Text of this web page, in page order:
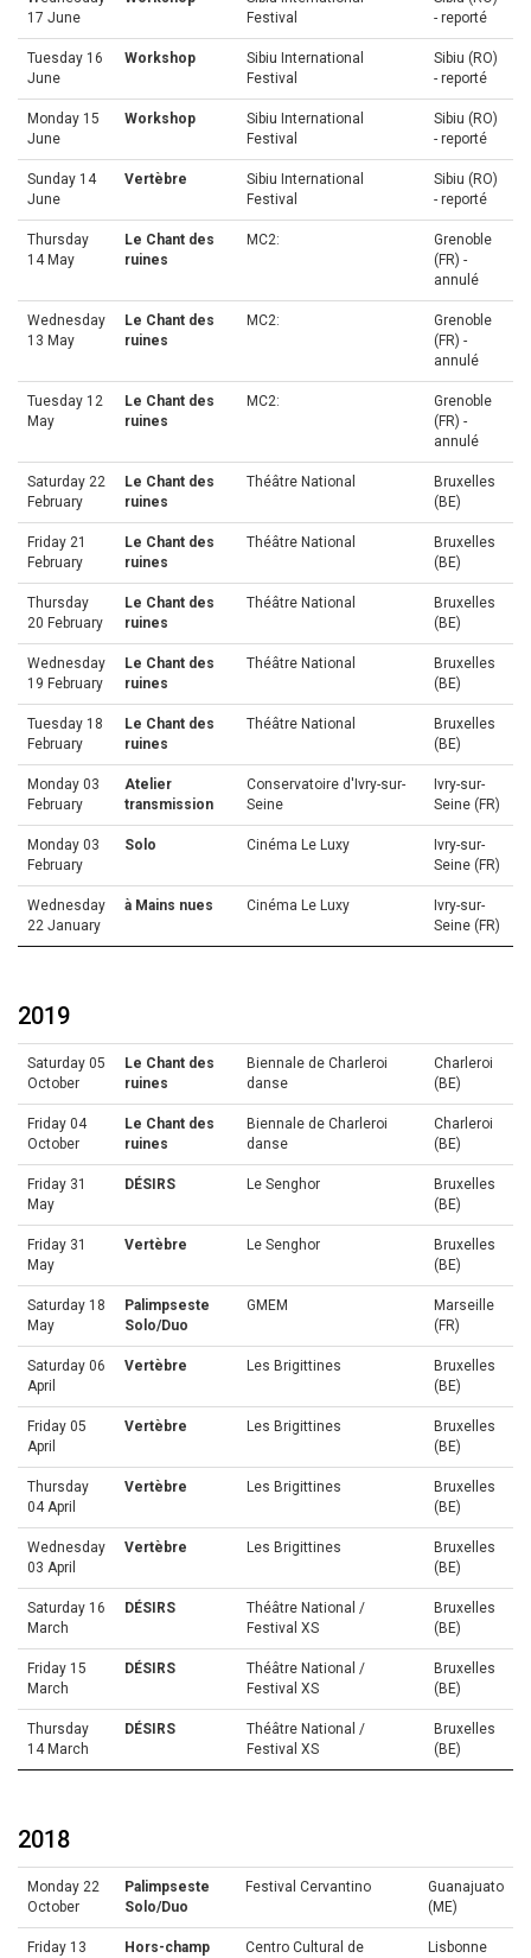
17 June
Festival
- reporté
Tuesday 16
June
Workshop
Sibiu International
Festival
Sibiu (RO)
- reporté
Monday 15
June
Workshop
Sibiu International
Festival
Sibiu (RO)
- reporté
Sunday 14
June
Vertèbre
Sibiu International
Festival
Sibiu (RO)
- reporté
Thursday
14 May
Le Chant des
ruines
MC2:
Grenoble
(FR) -
annulé
Wednesday
13 May
Le Chant des
ruines
MC2:
Grenoble
(FR) -
annulé
Tuesday 12
May
Le Chant des
ruines
MC2:
Grenoble
(FR) -
annulé
Saturday 22
February
Le Chant des
ruines
Théâtre National
Bruxelles
(BE)
Friday 21
February
Le Chant des
ruines
Théâtre National
Bruxelles
(BE)
Thursday
20 February
Le Chant des
ruines
Théâtre National
Bruxelles
(BE)
Wednesday
19 February
Le Chant des
ruines
Théâtre National
Bruxelles
(BE)
Tuesday 18
February
Le Chant des
ruines
Théâtre National
Bruxelles
(BE)
Monday 03
February
Atelier
transmission
Conservatoire d'Ivry-sur-
Seine
Ivry-sur-
Seine (FR)
Monday 03
February
Solo Cinéma Le Luxy
Ivry-sur-
Seine (FR)
Wednesday
22 January
à Mains nues Cinéma Le Luxy
Ivry-sur-
Seine (FR)
2019
Saturday 05
October
Le Chant des
ruines
Biennale de Charleroi
danse
Charleroi
(BE)
Friday 04
October
Le Chant des
ruines
Biennale de Charleroi
danse
Charleroi
(BE)
Friday 31
May
DÉSIRS Le Senghor
Bruxelles
(BE)
Friday 31
May
Vertèbre Le Senghor
Bruxelles
(BE)
Saturday 18
May
Palimpseste
Solo/Duo
GMEM
Marseille
(FR)
Saturday 06
April
Vertèbre Les Brigittines
Bruxelles
(BE)
Friday 05
April
Vertèbre Les Brigittines
Bruxelles
(BE)
Thursday
04 April
Vertèbre Les Brigittines
Bruxelles
(BE)
Wednesday
03 April
Vertèbre Les Brigittines
Bruxelles
(BE)
Saturday 16
March
DÉSIRS
Théâtre National /
Festival XS
Bruxelles
(BE)
Friday 15
March
DÉSIRS
Théâtre National /
Festival XS
Bruxelles
(BE)
Thursday
14 March
DÉSIRS
Théâtre National /
Festival XS
Bruxelles
(BE)
2018
Monday 22
October
Palimpseste
Solo/Duo
Festival Cervantino
Guanajuato
(ME)
Friday 13
Hors-champ
Centro Cultural de
Lisbonne